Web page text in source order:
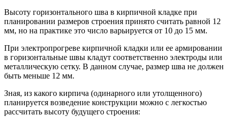
Высоту горизонтального шва в кирпичной кладке при
планировании размеров строения принято считать равной 12
мм, но на практике это число варьируется от 10 до 15 мм.
При электропрогреве кирпичной кладки или ее армировании
в горизонтальные швы кладут соответственно электроды или
металлическую сетку. В данном случае, размер шва не должен
быть меньше 12 мм.
Зная, из какого кирпича (одинарного или утолщенного)
планируется возведение конструкции можно с легкостью
рассчитать высоту будущего строения: